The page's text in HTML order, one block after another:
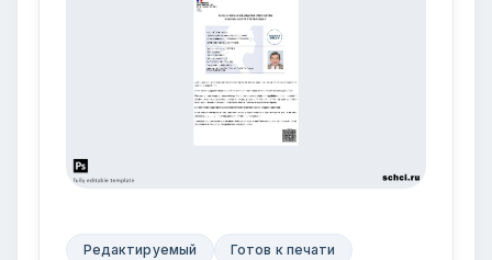
Редактируемый
Готов к печати